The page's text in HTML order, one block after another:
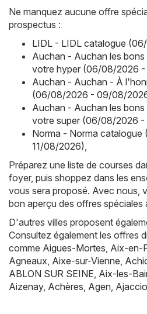
Ne manquez aucune offre
prospectus :
LIDL - LIDL catalogue
Auchan - Auchan les
votre hyper (06/08/2026
Auchan - Auchan - À
(06/08/2026 - 09/08/
Auchan - Auchan les
votre super (06/08/2026
Norma - Norma
11/08/2026),
Préparez une liste de courses
foyer, puis shoppez dans les
vous sera proposé. Avec nous,
bon aperçu des offres spéciales
D'autres villes proposent
Consultez également les offres
comme Aigues-Mortes, Aix-en-
Agneaux, Aixe-sur-Vienne,
ABLON SUR SEINE, Aix-les-
Aizenay, Achères, Agen, Ajaccio